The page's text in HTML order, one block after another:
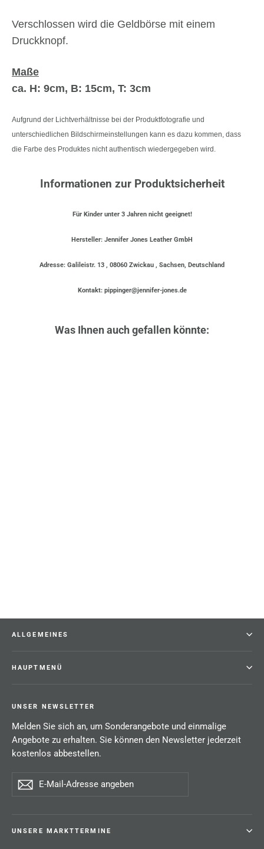
Verschlossen wird die Geldbörse mit einem
Druckknopf.
Maße
ca. H: 9cm, B: 15cm, T: 3cm
Aufgrund der Lichtverhältnisse bei der Produktfotografie und
unterschiedlichen Bildschirmeinstellungen kann es dazu kommen, dass
die Farbe des Produktes nicht authentisch wiedergegeben wird.
Informationen zur Produktsicherheit
Für Kinder unter 3 Jahren nicht geeignet!
Hersteller: Jennifer Jones Leather GmbH
Adresse: Galileistr. 13 , 08060 Zwickau , Sachsen, Deutschland
Kontakt: pippinger@jennifer-jones.de
Was Ihnen auch gefallen könnte:
ALLGEMEINES
HAUPTMENÜ
UNSER NEWSLETTER
Melden Sie sich an, um Sonderangebote und einmalige
Angebote zu erhalten. Sie können den Newsletter jederzeit
kostenlos abbestellen.
Mail-
Abonnieren
UNSERE MARKTTERMINE